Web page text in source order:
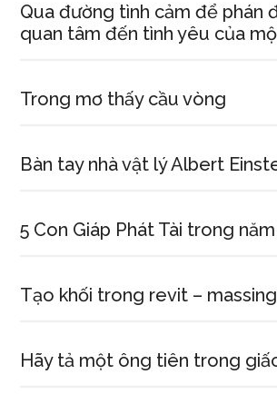
Qua đường tình cảm để phán
quan tâm đến tình yêu của
Trong mơ thấy cầu vòng
Bàn tay nhà vật lý Albert
5 Con Giáp Phát Tài trong
Tạo khối trong revit –
Hãy tả một ông tiên trong